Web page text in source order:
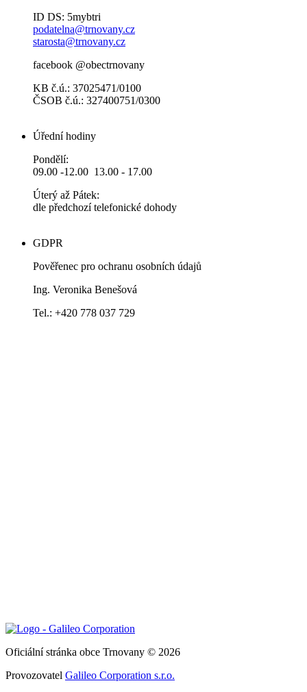
ID DS: 5mybtri
podatelna@trnovany.cz
starosta@trnovany.cz
facebook @obectrnovany
KB č.ú.: 37025471/0100
ČSOB č.ú.: 327400751/0300
Úřední hodiny
Pondělí:
09.00 -12.00 13.00 - 17.00
Úterý až Pátek:
dle předchozí telefonické dohody
GDPR
Pověřenec pro ochranu osobních údajů
Ing. Veronika Benešová
Tel.: +420 778 037 729
Oficiální stránka obce Trnovany © 2026
Provozovatel Galileo Corporation s.r.o.